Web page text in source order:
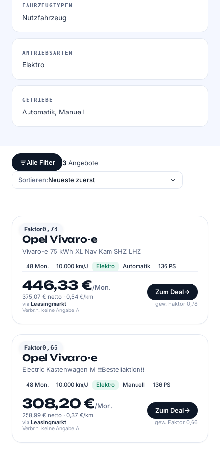
FAHRZEUGTYPEN
Nutzfahrzeug
ANTRIEBSARTEN
Elektro
GETRIEBE
Automatik, Manuell
Alle Filter 3 Angebote
Sortieren:
Faktor0,78
OPEL
Opel Vivaro-e
Vivaro-e 75 kWh XL Nav Kam SHZ LHZ
48 Mon. 10.000 km/J Elektro Automatik 136 PS
446,33 €/Mon.
375,07 € netto · 0,54 €/km
Zum Deal
via Leasingmarkt gew. Faktor 0,78
Verbr.*: keine Angabe A
Faktor0,66
OPEL
Opel Vivaro-e
Electric Kastenwagen M ❗❗Bestellaktion❗❗
48 Mon. 10.000 km/J Elektro Manuell 136 PS
308,20 €/Mon.
258,99 € netto · 0,37 €/km
Zum Deal
via Leasingmarkt gew. Faktor 0,66
Verbr.*: keine Angabe A